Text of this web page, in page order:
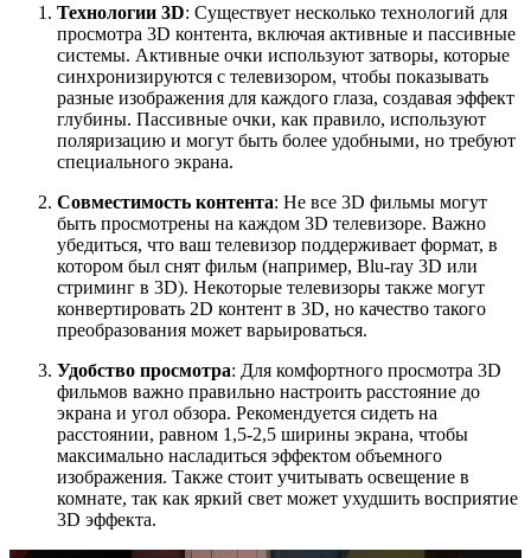
Технологии 3D: Существует несколько технологий для
просмотра 3D контента, включая активные и пассивные
системы. Активные очки используют затворы, которые
синхронизируются с телевизором, чтобы показывать
разные изображения для каждого глаза, создавая эффект
глубины. Пассивные очки, как правило, используют
поляризацию и могут быть более удобными, но требуют
специального экрана.
Совместимость контента: Не все 3D фильмы могут
быть просмотрены на каждом 3D телевизоре. Важно
убедиться, что ваш телевизор поддерживает формат, в
котором был снят фильм (например, Blu-ray 3D или
стриминг в 3D). Некоторые телевизоры также могут
конвертировать 2D контент в 3D, но качество такого
преобразования может варьироваться.
Удобство просмотра: Для комфортного просмотра 3D
фильмов важно правильно настроить расстояние до
экрана и угол обзора. Рекомендуется сидеть на
расстоянии, равном 1,5-2,5 ширины экрана, чтобы
максимально насладиться эффектом объемного
изображения. Также стоит учитывать освещение в
комнате, так как яркий свет может ухудшить восприятие
3D эффекта.